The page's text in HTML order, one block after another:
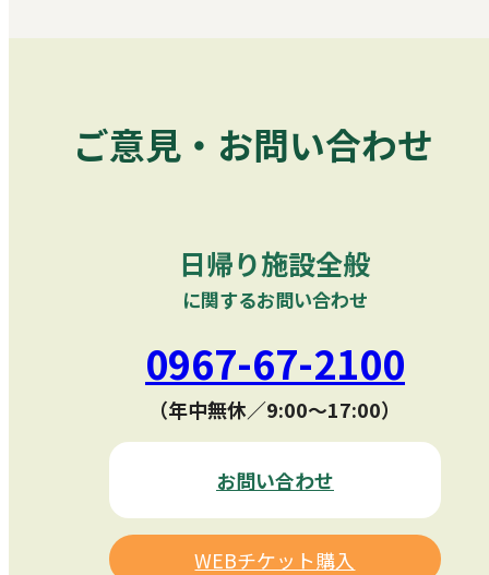
ご意見・お問い合わせ
日帰り施設全般
に関するお問い合わせ
0967-67-2100
（年中無休／9:00〜17:00）
お問い合わせ
WEBチケット購入